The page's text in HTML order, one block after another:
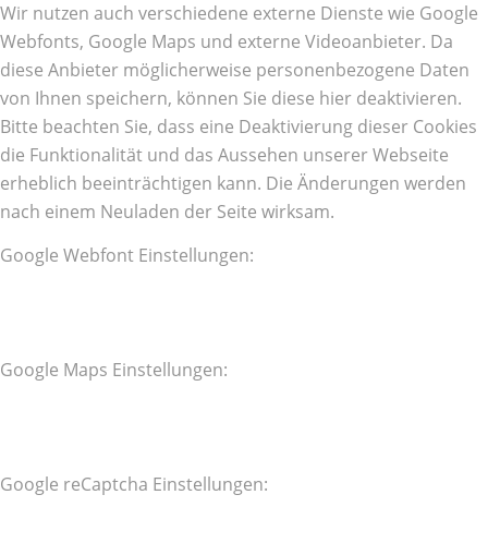
Wir nutzen auch verschiedene externe Dienste wie Google
Webfonts, Google Maps und externe Videoanbieter. Da
diese Anbieter möglicherweise personenbezogene Daten
von Ihnen speichern, können Sie diese hier deaktivieren.
Bitte beachten Sie, dass eine Deaktivierung dieser Cookies
die Funktionalität und das Aussehen unserer Webseite
erheblich beeinträchtigen kann. Die Änderungen werden
nach einem Neuladen der Seite wirksam.
Google Webfont Einstellungen:
Google Maps Einstellungen:
Google reCaptcha Einstellungen: